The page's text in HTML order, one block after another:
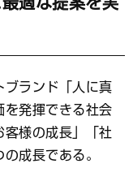
ブランド「人に真
発揮できる社会
客様の成長」「社
成長である。